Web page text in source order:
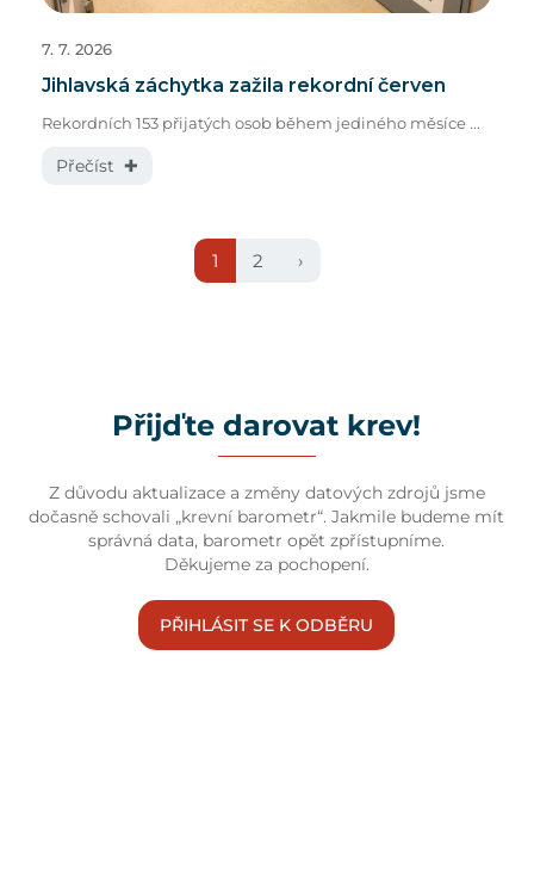
Jihlavská záchytka zažila rekordní červen
Rekordních 153 přijatých osob během jediného měsíce ...
Přečíst ✚
7. 7. 2026
1 2 ›
Přijďte darovat krev!
Z důvodu aktualizace a změny datových zdrojů jsme
dočasně schovali „krevní barometr“. Jakmile budeme mít
správná data, barometr opět zpřístupníme.
Děkujeme za pochopení.
PŘIHLÁSIT SE K ODBĚRU